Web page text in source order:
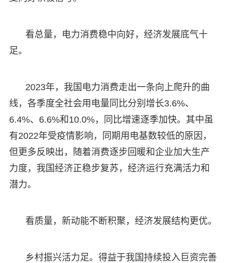
看总量，电力消费稳中向好，经济发展底气十
足。
2023年，我国电力消费走出一条向上爬升的曲
线，各季度全社会用电量同比分别增长3.6%、
6.4%、6.6%和10.0%，同比增速逐季加快。其中虽
有2022年受疫情影响，同期用电基数较低的原因，
但更多反映出，随着消费逐步回暖和企业加大生产
力度，我国经济正稳步复苏，经济运行充满活力和
潜力。
看质量，新动能不断积聚，经济发展结构更优。
乡村振兴活力足。得益于我国持续投入巨资完善